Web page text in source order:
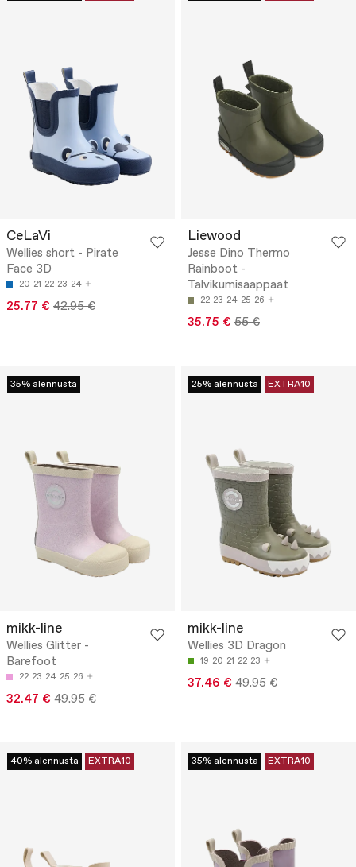
CeLaVi
Wellies short - Pirate
Face 3D
20 21 22 23 24
25.77 € 42.95 €
Liewood
Jesse Dino Thermo
Rainboot -
Talvikumisaappaat
22 23 24 25 26
35.75 € 55 €
35% alennusta
mikk-line
Wellies Glitter -
Barefoot
22 23 24 25 26
32.47 € 49.95 €
25% alennusta EXTRA10
mikk-line
Wellies 3D Dragon
19 20 21 22 23
37.46 € 49.95 €
40% alennusta EXTRA10 35% alennusta EXTRA10